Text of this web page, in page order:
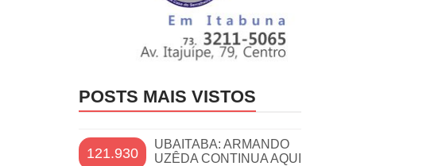
POSTS MAIS VISTOS
121.930
UBAITABA: ARMANDO
UZÊDA CONTINUA AQUI